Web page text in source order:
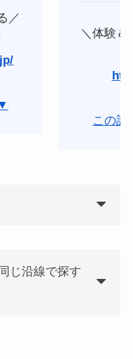
／
＼体験＆
この
じ沿線で探す